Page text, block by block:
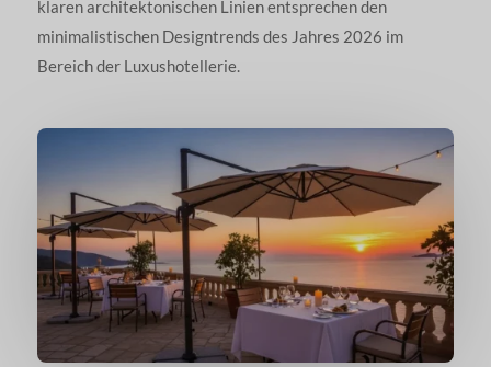
klaren architektonischen Linien entsprechen den
minimalistischen Designtrends des Jahres 2026 im
Bereich der Luxushotellerie.